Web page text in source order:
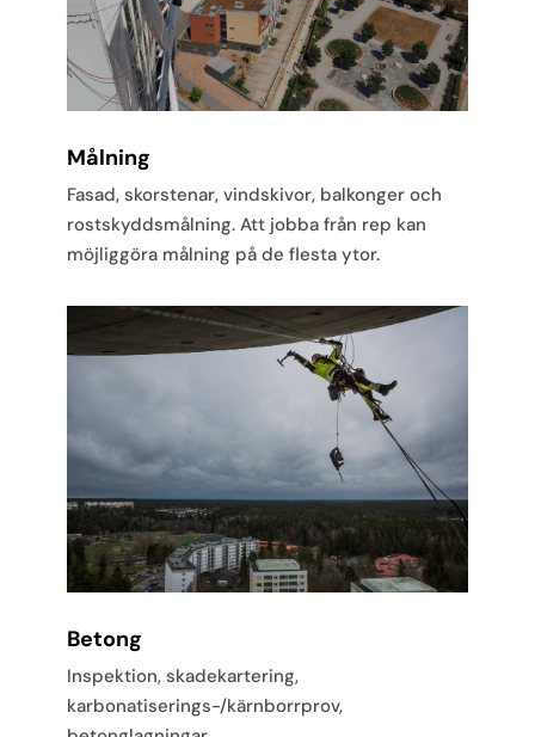
Målning
Fasad, skorstenar, vindskivor, balkonger och
rostskyddsmålning. Att jobba från rep kan
möjliggöra målning på de flesta ytor.
Betong
Inspektion, skadekartering,
karbonatiserings-/kärnborrprov,